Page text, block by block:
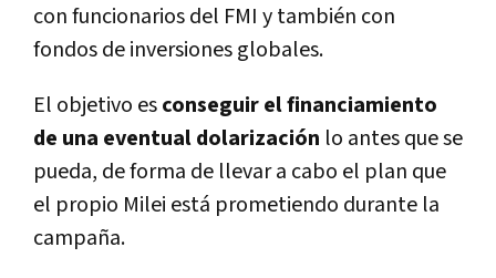
con funcionarios del FMI y también con
fondos de inversiones globales.
El objetivo esconseguir el financiamiento
de una eventual dolarización lo antes que se
pueda, de forma de llevar a cabo el plan que
el propio Milei está prometiendo durante la
campaña.